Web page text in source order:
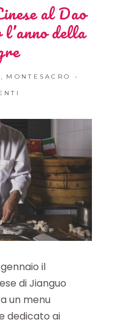
al Dao
l’anno della
, MONTESACRO -
il
di Jianguo
un menu
dedicato ai